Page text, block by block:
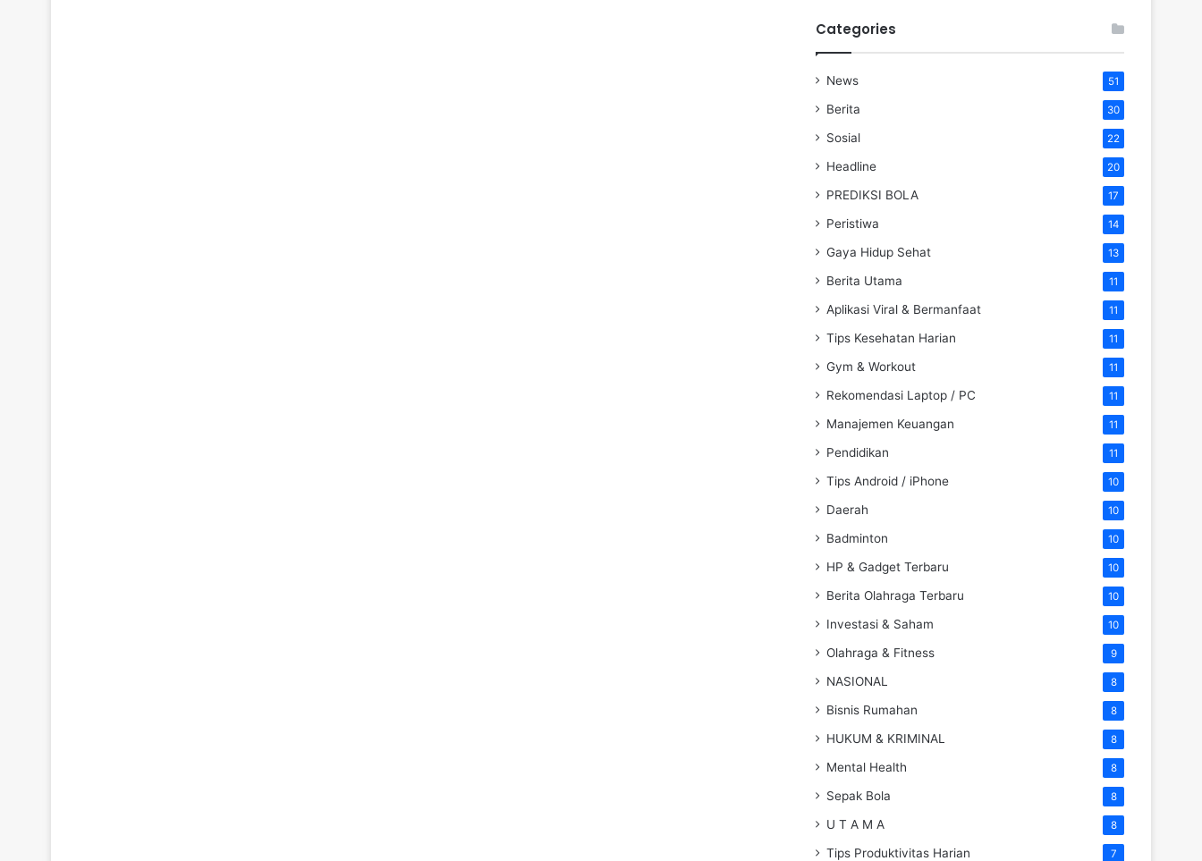
Categories
News 51
Berita 30
Sosial 22
Headline 20
PREDIKSI BOLA 17
Peristiwa 14
Gaya Hidup Sehat 13
Berita Utama 11
Aplikasi Viral & Bermanfaat 11
Tips Kesehatan Harian 11
Gym & Workout 11
Rekomendasi Laptop / PC 11
Manajemen Keuangan 11
Pendidikan 11
Tips Android / iPhone 10
Daerah 10
Badminton 10
HP & Gadget Terbaru 10
Berita Olahraga Terbaru 10
Investasi & Saham 10
Olahraga & Fitness 9
NASIONAL 8
Bisnis Rumahan 8
HUKUM & KRIMINAL 8
Mental Health 8
Sepak Bola 8
U T A M A 8
Tips Produktivitas Harian 7